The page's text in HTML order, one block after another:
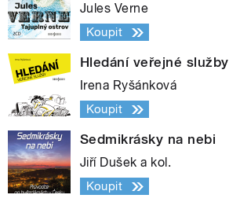
Jules Verne
Koupit
Hledání veřejné služby
Irena Ryšánková
Koupit
Sedmikrásky na nebi
Jiří Dušek a kol.
Koupit